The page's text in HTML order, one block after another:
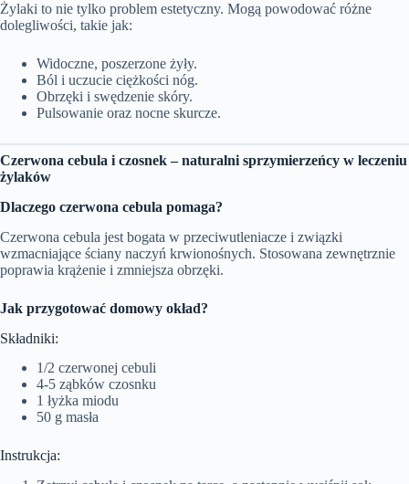
Żylaki to nie tylko problem estetyczny. Mogą powodować różne
dolegliwości, takie jak:
Widoczne, poszerzone żyły.
Ból i uczucie ciężkości nóg.
Obrzęki i swędzenie skóry.
Pulsowanie oraz nocne skurcze.
Czerwona cebula i czosnek – naturalni sprzymierzeńcy w leczeniu
żylaków
Dlaczego czerwona cebula pomaga?
Czerwona cebula jest bogata w przeciwutleniacze i związki
wzmacniające ściany naczyń krwionośnych. Stosowana zewnętrznie
poprawia krążenie i zmniejsza obrzęki.
Jak przygotować domowy okład?
Składniki:
1/2 czerwonej cebuli
4-5 ząbków czosnku
1 łyżka miodu
50 g masła
Instrukcja: